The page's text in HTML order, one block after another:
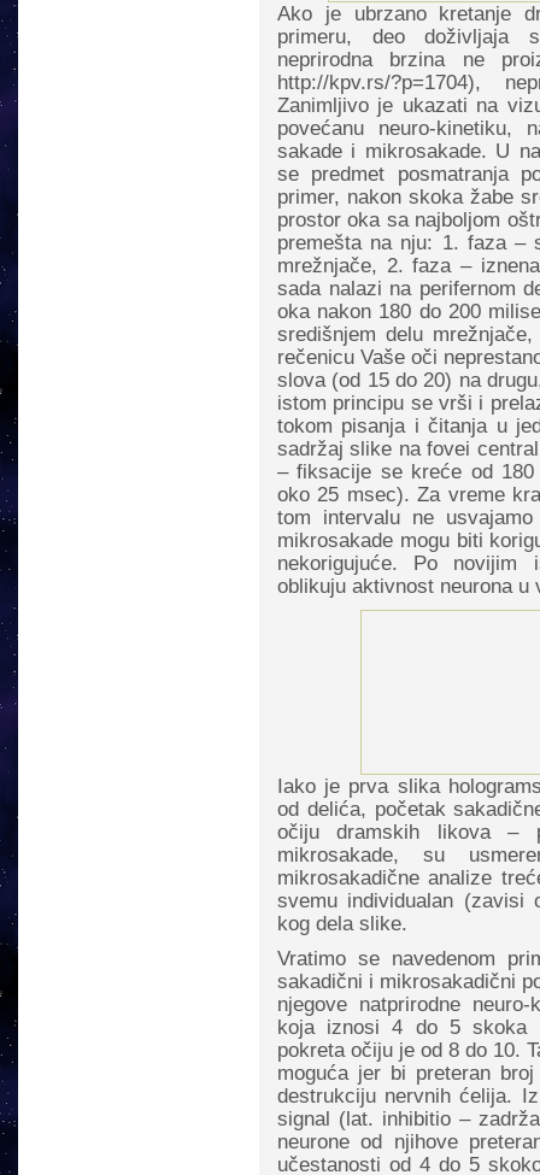
Ako je ubrzano kretanje
primeru, deo doživljaja
neprirodna brzina ne
http://kpv.rs/?p=1704),
Zanimljivo je ukazati na
povećanu neuro-kinetiku,
sakade i mikrosakade. U
se predmet posmatranja
primer, nakon skoka žabe
prostor oka sa najboljom
premešta na nju: 1. faza –
mrežnjače, 2. faza –
sada nalazi na perifernom
oka nakon 180 do 200
središnjem delu
rečenicu Vaše oči
slova (od 15 do 20) na
istom principu se vrši i
tokom pisanja i čitanja u
sadržaj slike na fovei
– fiksacije se kreće od
oko 25 msec). Za vreme
tom intervalu ne
mikrosakade mogu biti
nekorigujuće. Po novijim
oblikuju aktivnost neurona u
Iako je prva slika
od delića, početak
očiju dramskih likova –
mikrosakade, su
mikrosakadične analize
svemu individualan (zavisi
kog dela slike.
Vratimo se navedenom
sakadični i mikrosakadični
njegove natprirodne
koja iznosi 4 do 5 skoka
pokreta očiju je od 8 do 10.
moguća jer bi preteran
destrukciju nervnih ćelija.
signal (lat. inhibitio –
neurone od njihove
učestanosti od 4 do 5